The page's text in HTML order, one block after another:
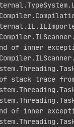
of inner
stack trace
of inner